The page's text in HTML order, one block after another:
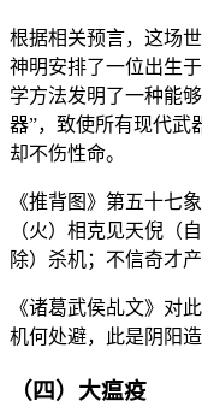
根据相关预言，这场
神明安排了一位出生
学方法发明了一种能
器”，致使所有现代武
却不伤性命。
《推背图》第五十七
（火）相克见天倪（
除）杀机；不信奇才
《诸葛武侯乩文》对
机何处避，此是阴阳
（四）大瘟疫